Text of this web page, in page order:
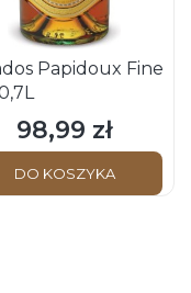
Papidoux Fine
Cena
98,99 zł
DO KOSZYKA